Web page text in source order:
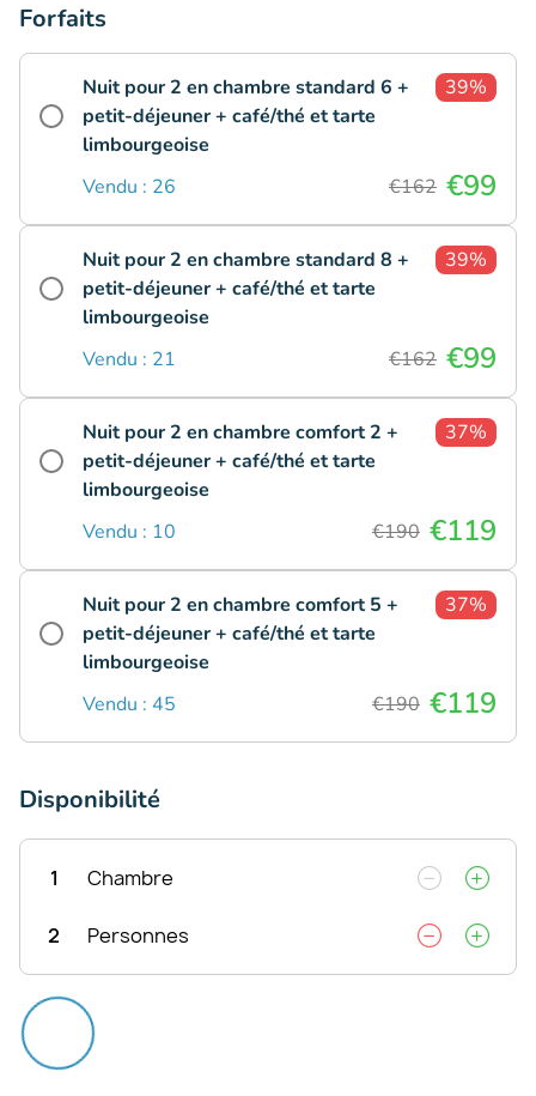
Forfaits
Nuit pour 2 en chambre standard 6 +
petit-déjeuner + café/thé et tarte
limbourgeoise
39%
Vendu : 26 €162 €99
Nuit pour 2 en chambre standard 8 +
petit-déjeuner + café/thé et tarte
limbourgeoise
39%
Vendu : 21 €162 €99
Nuit pour 2 en chambre comfort 2 +
petit-déjeuner + café/thé et tarte
limbourgeoise
37%
Vendu : 10 €190 €119
Nuit pour 2 en chambre comfort 5 +
petit-déjeuner + café/thé et tarte
limbourgeoise
37%
Vendu : 45 €190 €119
Disponibilité
1 Chambre
2 Personnes